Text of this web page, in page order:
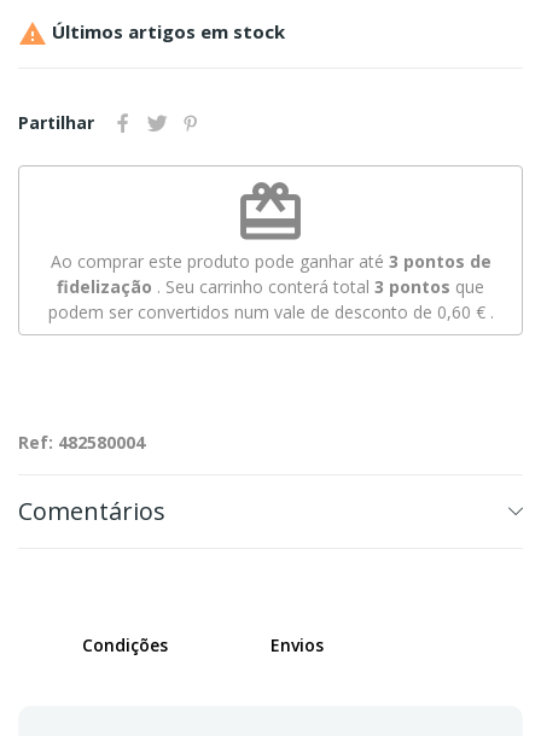
 Últimos artigos em stock
Partilhar
redeem
Ao comprar este produto pode ganhar até 3 pontos de
fidelização . Seu carrinho conterá total 3 pontos que
podem ser convertidos num vale de desconto de 0,60 €.
Ref: 482580004
Comentários
Condições Envios